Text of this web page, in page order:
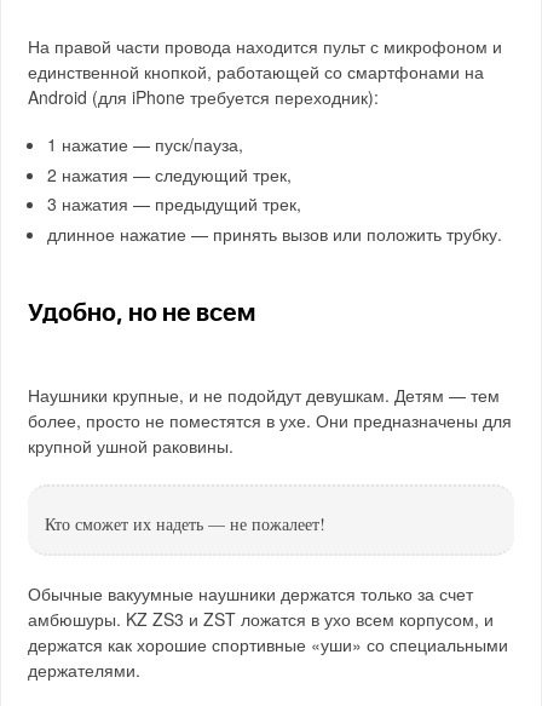
На правой части провода находится пульт с микрофоном и
единственной кнопкой, работающей со смартфонами на
Android (для iPhone требуется переходник):
1 нажатие — пуск/пауза,
2 нажатия — следующий трек,
3 нажатия — предыдущий трек,
длинное нажатие — принять вызов или положить трубку.
Удобно, но не всем
Наушники крупные, и не подойдут девушкам. Детям — тем
более, просто не поместятся в ухе. Они предназначены для
крупной ушной раковины.
Кто сможет их надеть — не пожалеет!
Обычные вакуумные наушники держатся только за счет
амбюшуры. KZ ZS3 и ZST ложатся в ухо всем корпусом, и
держатся как хорошие спортивные «уши» со специальными
держателями.